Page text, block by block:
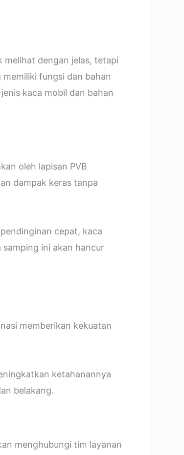
dengan jelas, tetapi
fungsi dan bahan
kaca mobil dan bahan
oleh lapisan PVB
dampak keras tanpa
cepat, kaca
samping ini akan hancur
memberikan kekuatan
ketahanannya
belakang.
menghubungi tim layanan